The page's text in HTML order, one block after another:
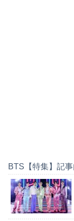
BTS【特集】記